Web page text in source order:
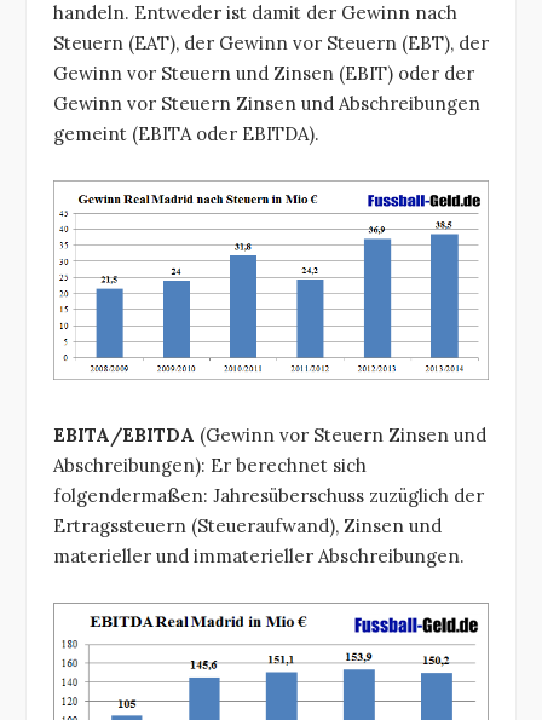
handeln. Entweder ist damit der Gewinn nach
Steuern (EAT), der Gewinn vor Steuern (EBT), der
Gewinn vor Steuern und Zinsen (EBIT) oder der
Gewinn vor Steuern Zinsen und Abschreibungen
gemeint (EBITA oder EBITDA).
EBITA/EBITDA (Gewinn vor Steuern Zinsen und
Abschreibungen): Er berechnet sich
folgendermaßen: Jahresüberschuss zuzüglich der
Ertragssteuern (Steueraufwand), Zinsen und
materieller und immaterieller Abschreibungen.